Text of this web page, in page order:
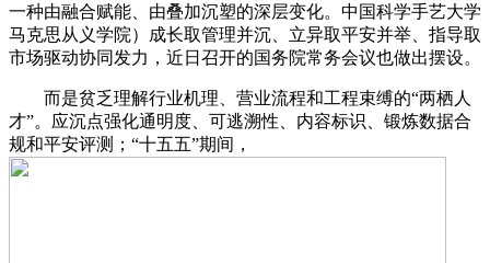
一种由融合赋能、由叠加沉塑的深层变化。中国科学手艺大学
马克思从义学院）成长取管理并沉、立异取平安并举、指导取
市场驱动协同发力，近日召开的国务院常务会议也做出摆设。
而是贫乏理解行业机理、营业流程和工程束缚的“两栖人
才”。应沉点强化通明度、可逃溯性、内容标识、锻炼数据合
规和平安评测；“十五五”期间，